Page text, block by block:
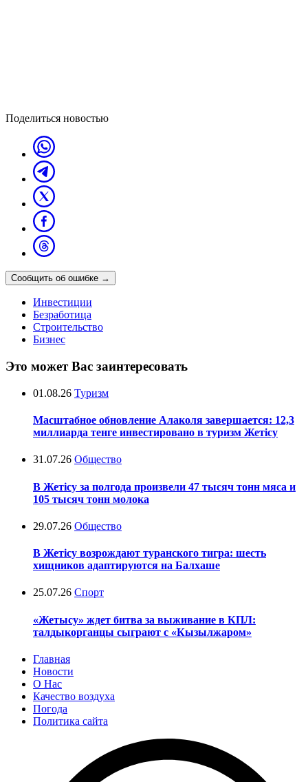
Поделиться новостью
Сообщить об ошибке →
Инвестиции
Безработица
Строительство
Бизнес
Это может Вас заинтересовать
01.08.26 Туризм
Масштабное обновление Алаколя завершается: 12,3
миллиарда тенге инвестировано в туризм Жетісу
31.07.26 Общество
В Жетісу за полгода произвели 47 тысяч тонн мяса и
105 тысяч тонн молока
29.07.26 Общество
В Жетісу возрождают туранского тигра: шесть
хищников адаптируются на Балхаше
25.07.26 Спорт
«Жетысу» ждет битва за выживание в КПЛ:
талдыкорганцы сыграют с «Кызылжаром»
Главная
Новости
О Нас
Качество воздуха
Погода
Политика сайта